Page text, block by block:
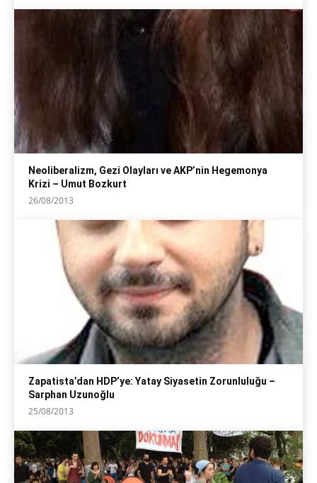
Neoliberalizm, Gezi Olayları ve AKP’nin Hegemonya
Krizi – Umut Bozkurt
26/08/2013
Zapatista’dan HDP’ye: Yatay Siyasetin Zorunluluğu –
Sarphan Uzunoğlu
25/08/2013